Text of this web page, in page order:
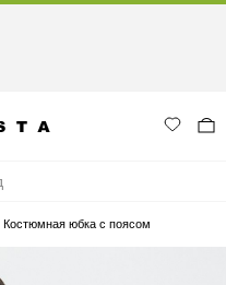
Костюмная юбка с поясом